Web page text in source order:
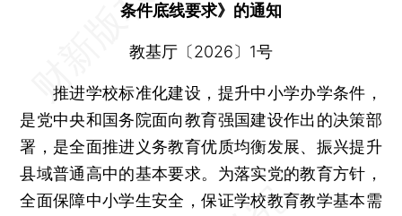
条件底线要求》的通知
教基厅〔2026〕1号
推进学校标准化建设，提升中小学办学条件，
是党中央和国务院面向教育强国建设作出的决策部
署，是全面推进义务教育优质均衡发展、振兴提升
县域普通高中的基本要求。为落实党的教育方针，
全面保障中小学生安全，保证学校教育教学基本需